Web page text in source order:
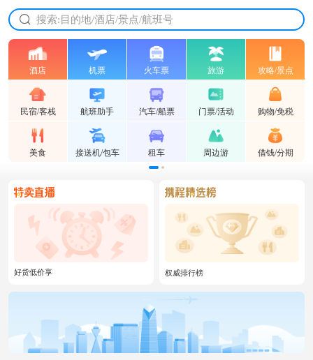
放心的服务 放心的价格
搜索:目的地/酒店/景点/航班号
酒店
民宿/客栈
美食
机票
航班助手
接送机/包车
火车票
汽车/船票
租车
旅游
门票/活动
周边游
攻略/景点
购物/免税
借钱/分期
好货低价享 权威排行榜